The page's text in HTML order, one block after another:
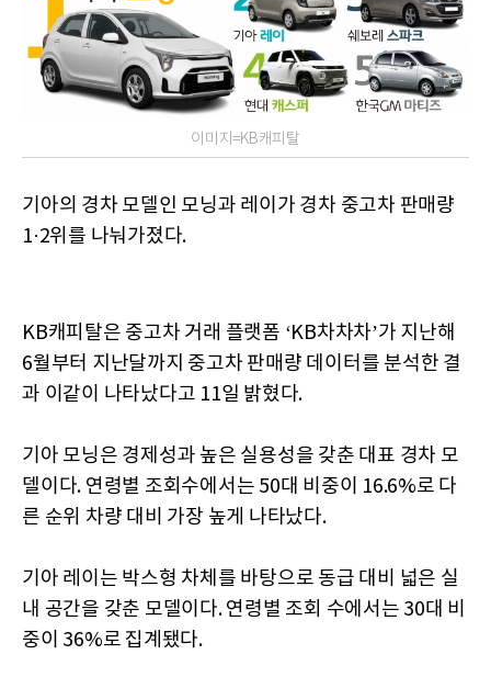
이미지=KB캐피탈
기아의 경차 모델인 모닝과 레이가 경차 중고차 판매량
1·2위를 나눠가졌다.
KB캐피탈은 중고차 거래 플랫폼 ‘KB차차차’가 지난해
6월부터 지난달까지 중고차 판매량 데이터를 분석한 결
과 이같이 나타났다고 11일 밝혔다.
기아 모닝은 경제성과 높은 실용성을 갖춘 대표 경차 모
델이다. 연령별 조회수에서는 50대 비중이 16.6%로 다
른 순위 차량 대비 가장 높게 나타났다.
기아 레이는 박스형 차체를 바탕으로 동급 대비 넓은 실
내 공간을 갖춘 모델이다. 연령별 조회 수에서는 30대 비
중이 36%로 집계됐다.